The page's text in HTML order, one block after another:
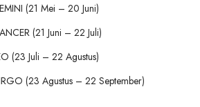
(21 Mei – 20 Juni)
(21 Juni – 22 Juli)
(23 Juli – 22 Agustus)
(23 Agustus – 22 September)